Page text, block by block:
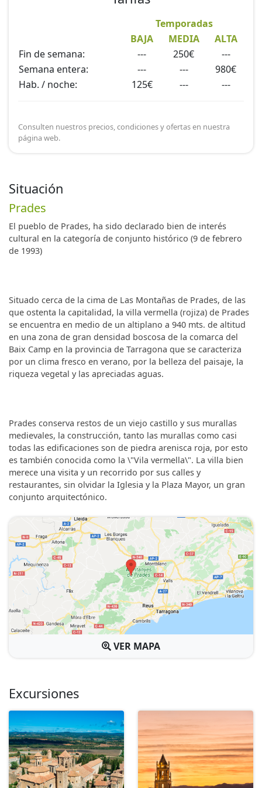
banquetes. Con una capacidad de 130 personas.
Situación
Prades
El pueblo de Prades, ha sido declarado bien de interés
cultural en la categoría de conjunto histórico (9 de febrero
de 1993)
Situado cerca de la cima de Las Montañas de Prades, de las
que ostenta la capitalidad, la villa vermella (rojiza) de Prades
se encuentra en medio de un altiplano a 940 mts. de altitud
en una zona de gran densidad boscosa de la comarca del
Baix Camp en la provincia de Tarragona que se caracteriza
por un clima fresco en verano, por la belleza del paisaje, la
riqueza vegetal y las apreciadas aguas.
Prades conserva restos de un viejo castillo y sus murallas
medievales, la construcción, tanto las murallas como casi
todas las edificaciones son de piedra arenisca roja, por esto
es también conocida como la \"Vila vermella\". La villa bien
merece una visita y un recorrido por sus calles y
restaurantes, sin olvidar la Iglesia y la Plaza Mayor, un gran
conjunto arquitectónico.
VER MAPA
Excursiones
Temporadas
BAJA
MEDIA
ALTA
Fin de semana:
--- 250€
---
Semana entera:
--- ---
980€
Hab. / noche:
125€ --- ---
Consulten nuestros precios, condiciones y ofertas en nuestra
página web.